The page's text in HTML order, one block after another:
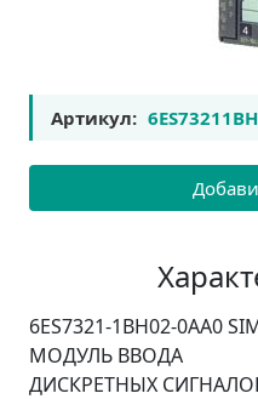
Артикул:
6ES7321-1BH02-0AA0
МОДУЛЬ ВВОДА
ДИСКРЕТНЫХ